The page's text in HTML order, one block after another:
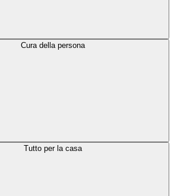
Cura della persona
Tutto per la casa